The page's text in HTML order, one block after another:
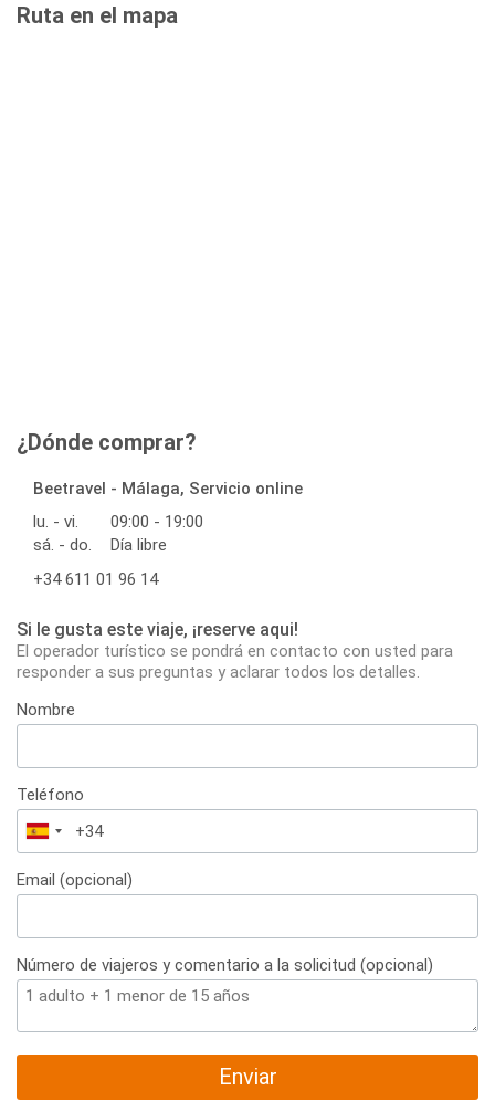
Ruta en el mapa
¿Dónde comprar?
Beetravel - Málaga, Servicio online
lu. - vi.
09:00 - 19:00
sá. - do.
Día libre
+34 611 01 96 14
Si le gusta este viaje, ¡reserve aqui!
El operador turístico se pondrá en contacto con usted para
responder a sus preguntas y aclarar todos los detalles.
Nombre
Teléfono
España
+34
Email (opcional)
Número de viajeros y comentario a la solicitud (opcional)
Enviar